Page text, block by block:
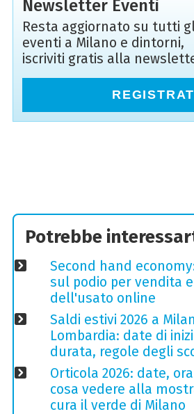
Newsletter Eventi
Resta aggiornato su tutti
eventi a Milano e dintorni,
iscriviti gratis alla
Potrebbe
Second hand
sul podio per vendita
dell'usato online
Saldi estivi 2026 a
Lombardia: date di
durata, regole degli
Orticola 2026: date,
cosa vedere alla
cura il verde di Milano